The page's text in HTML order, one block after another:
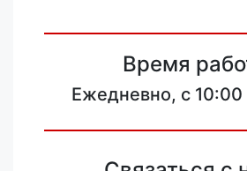
Время
Ежедневно, с